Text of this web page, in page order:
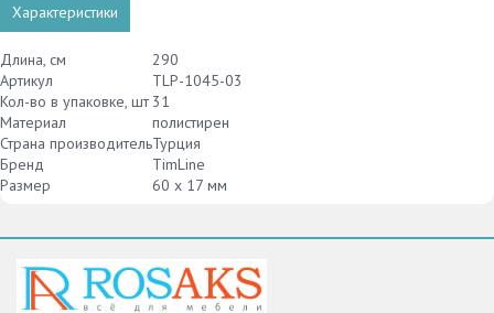
Характеристики
Длина, см
290
Артикул
TLP-1045-03
Кол-во в упаковке, шт 31
Материал
полистирен
Страна производительТурция
Бренд
TimLine
Размер
60 х 17 мм